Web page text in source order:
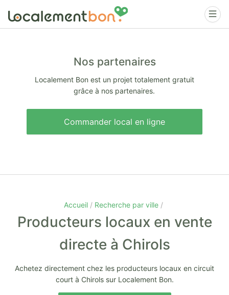
Nos partenaires
Localement Bon est un projet totalement gratuit
grâce à nos partenaires.
Commander local en ligne
Accueil Recherche par ville
Producteurs locaux en vente
directe à Chirols
Achetez directement chez les producteurs locaux en circuit
court à Chirols sur Localement Bon.